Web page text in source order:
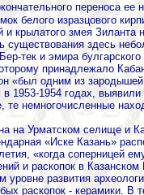
переноса
белого изразцового
крылатого змея Зиланта
существования здесь
тек и эмира
принадлежало
«был одним из
1953-1954 годах,
немногочисленные
на Урматском селище и
«Иске Казань»
«когда соперницей
и раскопок в
развития
раскопок - керамики.